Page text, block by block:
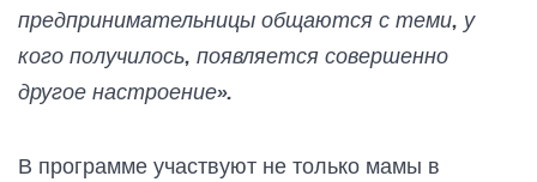
предпринимательницы общаются с теми, у
кого получилось, появляется совершенно
другое настроение».
В программе участвуют не только мамы в